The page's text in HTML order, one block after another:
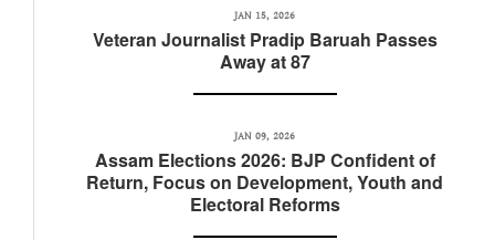
JAN 15, 2026
Veteran Journalist Pradip Baruah Passes
Away at 87
JAN 09, 2026
Assam Elections 2026: BJP Confident of
Return, Focus on Development, Youth and
Electoral Reforms